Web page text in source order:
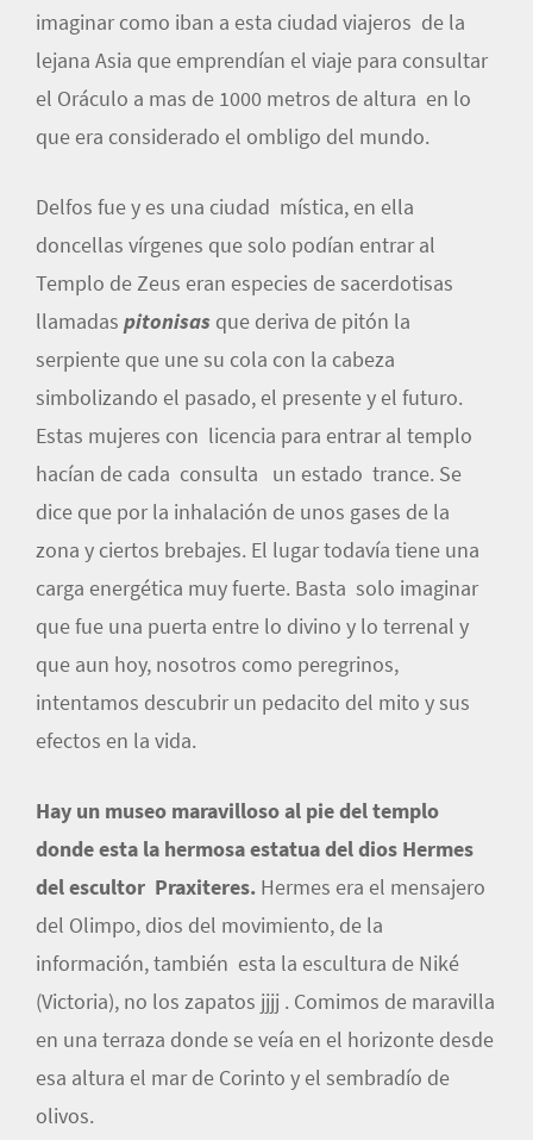
imaginar como iban a esta ciudad viajeros de la
lejana Asia que emprendían el viaje para consultar
el Oráculo a mas de 1000 metros de altura en lo
que era considerado el ombligo del mundo.
Delfos fue y es una ciudad mística, en ella
doncellas vírgenes que solo podían entrar al
Templo de Zeus eran especies de sacerdotisas
llamadas pitonisas que deriva de pitón la
serpiente que une su cola con la cabeza
simbolizando el pasado, el presente y el futuro.
Estas mujeres con licencia para entrar al templo
hacían de cada consulta un estado trance. Se
dice que por la inhalación de unos gases de la
zona y ciertos brebajes. El lugar todavía tiene una
carga energética muy fuerte. Basta solo imaginar
que fue una puerta entre lo divino y lo terrenal y
que aun hoy, nosotros como peregrinos,
intentamos descubrir un pedacito del mito y sus
efectos en la vida.
Hay un museo maravilloso al pie del templo
donde esta la hermosa estatua del dios Hermes
del escultor Praxiteres. Hermes era el mensajero
del Olimpo, dios del movimiento, de la
información, también esta la escultura de Niké
(Victoria), no los zapatos jjjj . Comimos de maravilla
en una terraza donde se veía en el horizonte desde
esa altura el mar de Corinto y el sembradío de
olivos.